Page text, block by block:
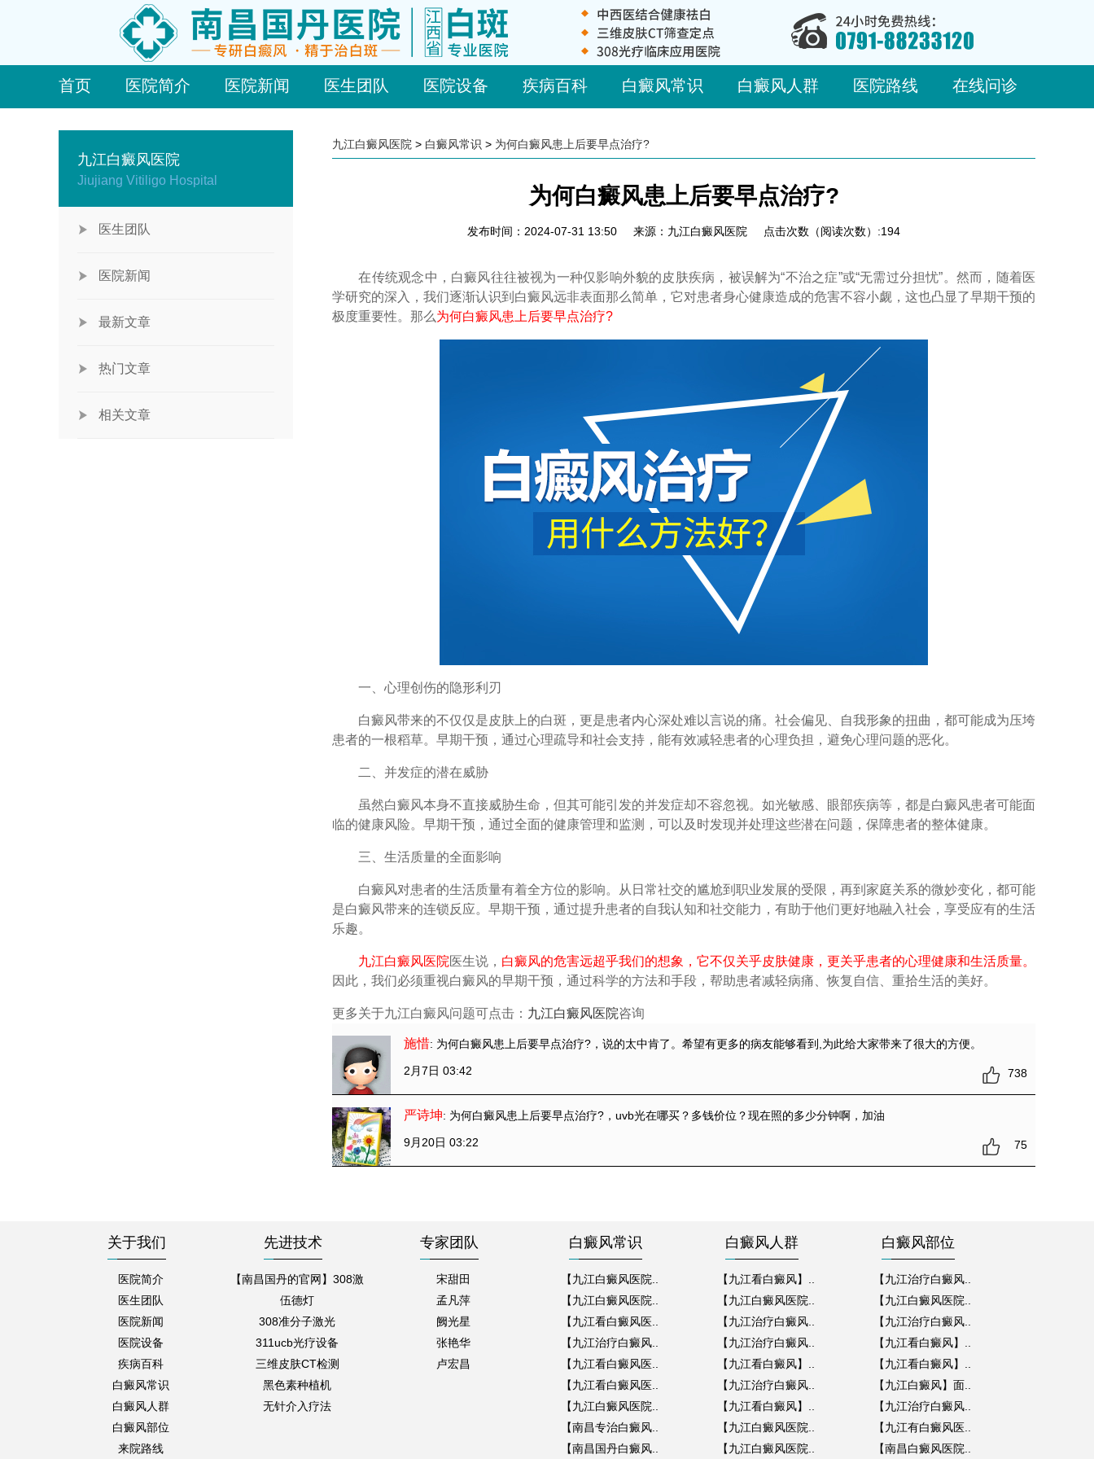
首页 医院简介 医院新闻 医生团队 医院设备 疾病百科 白癜风常识 白癜风人群 医院路线 在线问诊
九江白癜风医院
Jiujiang Vitiligo Hospital
医生团队
医院新闻
最新文章
热门文章
相关文章
九江白癜风医院 > 白癜风常识 > 为何白癜风患上后要早点治疗?
为何白癜风患上后要早点治疗?
发布时间：2024-07-31 13:50 来源：九江白癜风医院 点击次数（阅读次数）:194
在传统观念中，白癜风往往被视为一种仅影响外貌的皮肤疾病，被误解为“不治之症”或“无需过分担忧”。然而，随着医
学研究的深入，我们逐渐认识到白癜风远非表面那么简单，它对患者身心健康造成的危害不容小觑，这也凸显了早期干预的
极度重要性。那么为何白癜风患上后要早点治疗?
一、心理创伤的隐形利刃
白癜风带来的不仅仅是皮肤上的白斑，更是患者内心深处难以言说的痛。社会偏见、自我形象的扭曲，都可能成为压垮
患者的一根稻草。早期干预，通过心理疏导和社会支持，能有效减轻患者的心理负担，避免心理问题的恶化。
二、并发症的潜在威胁
虽然白癜风本身不直接威胁生命，但其可能引发的并发症却不容忽视。如光敏感、眼部疾病等，都是白癜风患者可能面
临的健康风险。早期干预，通过全面的健康管理和监测，可以及时发现并处理这些潜在问题，保障患者的整体健康。
三、生活质量的全面影响
白癜风对患者的生活质量有着全方位的影响。从日常社交的尴尬到职业发展的受限，再到家庭关系的微妙变化，都可能
是白癜风带来的连锁反应。早期干预，通过提升患者的自我认知和社交能力，有助于他们更好地融入社会，享受应有的生活
乐趣。
九江白癜风医院医生说， 白癜风的危害远超乎我们的想象，它不仅关乎皮肤健康，更关乎患者的心理健康和生活质量。
因此，我们必须重视白癜风的早期干预，通过科学的方法和手段，帮助患者减轻病痛、恢复自信、重拾生活的美好。
更多关于九江白癜风问题可点击： 九江白癜风医院咨询
施惜: 为何白癜风患上后要早点治疗? ，说的太中肯了。希望有更多的病友能够看到,为此给大家带来了很大的方便。
2月7日 03:42 738
严诗坤: 为何白癜风患上后要早点治疗? ，uvb光在哪买？多钱价位？现在照的多少分钟啊，加油
9月20日 03:22 75
关于我们
医院简介
医生团队
医院新闻
医院设备
疾病百科
白癜风常识
白癜风人群
白癜风部位
来院路线
先进技术
【南昌国丹的官网】308激
伍德灯
308准分子激光
311ucb光疗设备
三维皮肤CT检测
黑色素种植机
无针介入疗法
专家团队
宋甜田
孟凡萍
阙光星
张艳华
卢宏昌
白癜风常识
【九江白癜风医院..
【九江白癜风医院..
【九江看白癜风医..
【九江治疗白癜风..
【九江看白癜风医..
【九江看白癜风医..
【九江白癜风医院..
【南昌专治白癜风..
【南昌国丹白癜风..
白癜风人群
【九江看白癜风】..
【九江白癜风医院..
【九江治疗白癜风..
【九江治疗白癜风..
【九江看白癜风】..
【九江治疗白癜风..
【九江看白癜风】..
【九江白癜风医院..
【九江白癜风医院..
白癜风部位
【九江治疗白癜风..
【九江白癜风医院..
【九江治疗白癜风..
【九江看白癜风】..
【九江看白癜风】..
【九江白癜风】面..
【九江治疗白癜风..
【九江有白癜风医..
【南昌白癜风医院..